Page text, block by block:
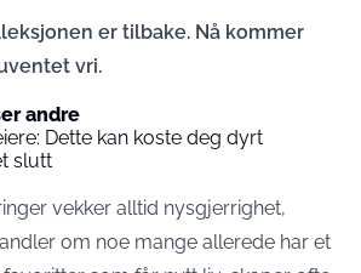
er tilbake. Nå kommer
vri.
andre
Dette kan koste deg dyrt
slutt
vekker alltid nysgjerrighet,
om noe mange allerede har et